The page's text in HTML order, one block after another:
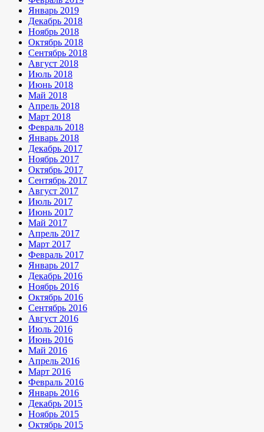
Январь 2019
Декабрь 2018
Ноябрь 2018
Октябрь 2018
Сентябрь 2018
Август 2018
Июль 2018
Июнь 2018
Май 2018
Апрель 2018
Март 2018
Февраль 2018
Январь 2018
Декабрь 2017
Ноябрь 2017
Октябрь 2017
Сентябрь 2017
Август 2017
Июль 2017
Июнь 2017
Май 2017
Апрель 2017
Март 2017
Февраль 2017
Январь 2017
Декабрь 2016
Ноябрь 2016
Октябрь 2016
Сентябрь 2016
Август 2016
Июль 2016
Июнь 2016
Май 2016
Апрель 2016
Март 2016
Февраль 2016
Январь 2016
Декабрь 2015
Ноябрь 2015
Октябрь 2015